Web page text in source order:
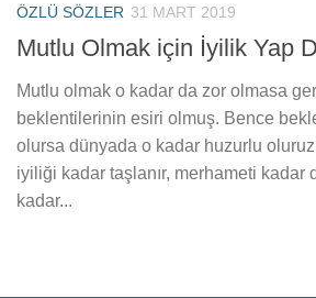
ÖZLÜ SÖZLER 31 MART 2019
Mutlu Olmak için İyilik Yap
Mutlu olmak o kadar da zor olmasa
beklentilerinin esiri olmuş. Bence
olursa dünyada o kadar huzurlu
iyiliği kadar taşlanır, merhameti kadar
kadar...